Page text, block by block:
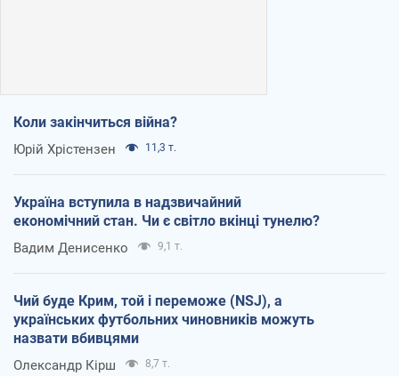
Коли закінчиться війна?
Юрій Хрістензен 11,3 т.
Україна вступила в надзвичайний
економічний стан. Чи є світло вкінці тунелю?
Вадим Денисенко 9,1 т.
Чий буде Крим, той і переможе (NSJ), а
українських футбольних чиновників можуть
назвати вбивцями
Олександр Кірш 8,7 т.